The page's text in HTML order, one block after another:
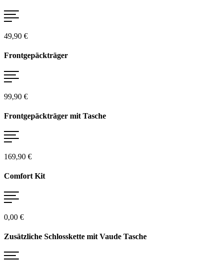
49,90 €
Frontgepäckträger
99,90 €
Frontgepäckträger mit Tasche
169,90 €
Comfort Kit
0,00 €
Zusätzliche Schlosskette mit Vaude Tasche